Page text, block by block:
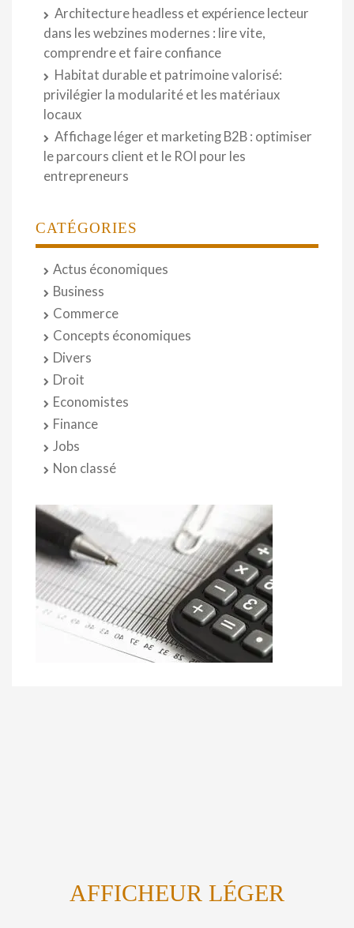
Architecture headless et expérience lecteur
dans les webzines modernes : lire vite,
comprendre et faire confiance
Habitat durable et patrimoine valorisé:
privilégier la modularité et les matériaux
locaux
Affichage léger et marketing B2B : optimiser
le parcours client et le ROI pour les
entrepreneurs
CATÉGORIES
Actus économiques
Business
Commerce
Concepts économiques
Divers
Droit
Economistes
Finance
Jobs
Non classé
AFFICHEUR LÉGER